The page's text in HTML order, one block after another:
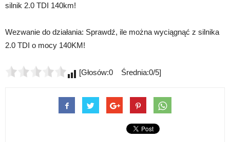
silnik 2.0 TDI 140km!
Wezwanie do działania: Sprawdź, ile można wyciągnąć z silnika
2.0 TDI o mocy 140KM!
[Głosów:0 Średnia:0/5]